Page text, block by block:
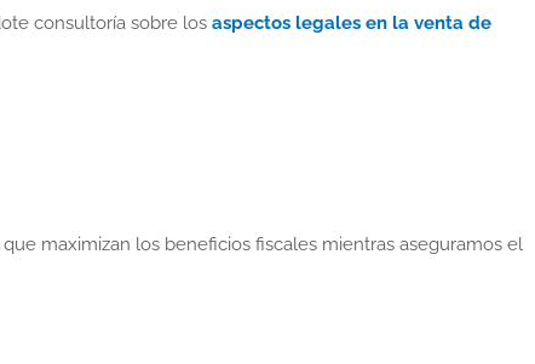
consultoría sobre los aspectos legales en la venta de
maximizan los beneficios fiscales mientras aseguramos el